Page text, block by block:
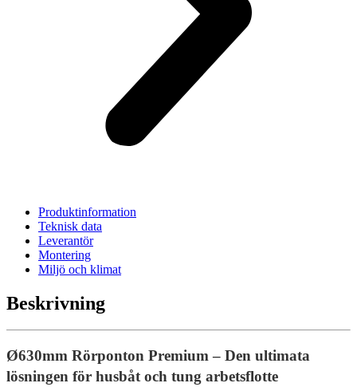
Produktinformation
Teknisk data
Leverantör
Montering
Miljö och klimat
Beskrivning
Ø630mm Rörponton Premium – Den ultimata
lösningen för husbåt och tung arbetsflotte